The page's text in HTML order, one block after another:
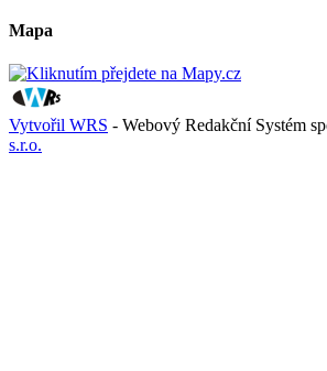
Mapa
Vytvořil WRS - Webový Redakční Systém
s.r.o.